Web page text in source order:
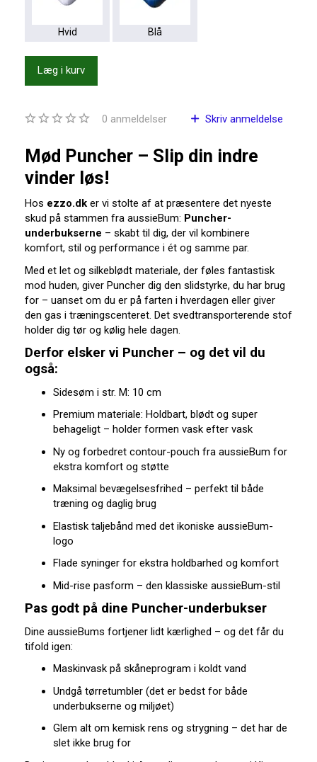
Hvid Blå
Læg i kurv
0 anmeldelser Skriv anmeldelse
Mød Puncher – Slip din indre
vinder løs!
Hos ezzo.dk er vi stolte af at præsentere det nyeste
skud på stammen fra aussieBum: Puncher-
underbukserne – skabt til dig, der vil kombinere
komfort, stil og performance i ét og samme par.
Med et let og silkeblødt materiale, der føles fantastisk
mod huden, giver Puncher dig den slidstyrke, du har brug
for – uanset om du er på farten i hverdagen eller giver
den gas i træningscenteret. Det svedtransporterende stof
holder dig tør og kølig hele dagen.
Derfor elsker vi Puncher – og det vil du
også:
Sidesøm i str. M: 10 cm
Premium materiale: Holdbart, blødt og super
behageligt – holder formen vask efter vask
Ny og forbedret contour-pouch fra aussieBum for
ekstra komfort og støtte
Maksimal bevægelsesfrihed – perfekt til både
træning og daglig brug
Elastisk taljebånd med det ikoniske aussieBum-
logo
Flade syninger for ekstra holdbarhed og komfort
Mid-rise pasform – den klassiske aussieBum-stil
Pas godt på dine Puncher-underbukser
Dine aussieBums fortjener lidt kærlighed – og det får du
tifold igen:
Maskinvask på skåneprogram i koldt vand
Undgå tørretumbler (det er bedst for både
underbukserne og miljøet)
Glem alt om kemisk rens og strygning – det har de
slet ikke brug for